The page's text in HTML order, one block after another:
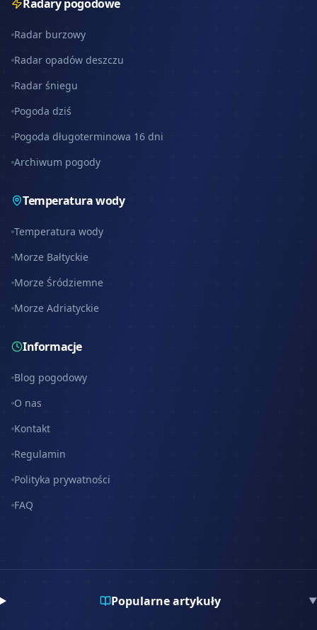
Radary pogodowe
Radar burzowy
Radar opadów deszczu
Radar śniegu
Pogoda dziś
Pogoda długoterminowa 16 dni
Archiwum pogody
Temperatura wody
Temperatura wody
Morze Bałtyckie
Morze Śródziemne
Morze Adriatyckie
Informacje
Blog pogodowy
O nas
Kontakt
Regulamin
Polityka prywatności
FAQ
Popularne artykuły ▼